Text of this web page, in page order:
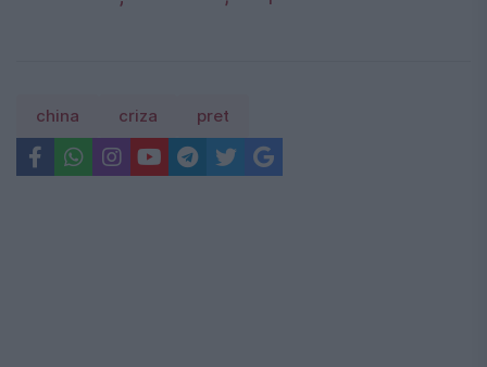
china criza pret